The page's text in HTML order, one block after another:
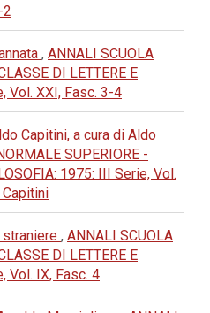
2
, ANNALI SCUOLA
DI LETTERE E
Vol. XXI, Fasc. 3-4
Capitini, a cura di Aldo
SUPERIORE -
1975: III Serie, Vol.
Capitini
, ANNALI SCUOLA
DI LETTERE E
Vol. IX, Fasc. 4